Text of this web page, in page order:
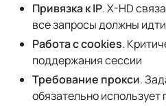
Привязка к IP. X-HD
все запросы должны
Работа с cookies.
поддержания сессии
Требование прокси.
обязательно использует